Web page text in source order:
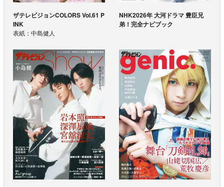
ザテレビジョンCOLORS Vol.61 P
INK
表紙：中島健人
NHK2026年 大河ドラマ 豊臣兄
弟！完全ナビブック